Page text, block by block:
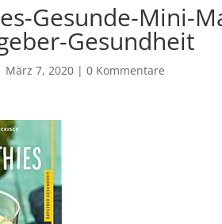
Gesunde-Mini-
Gesundheit
März 7, 2020| 0 Kommentare